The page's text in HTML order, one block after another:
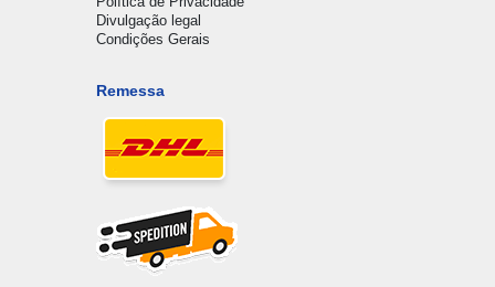
Divulgação legal
Condições Gerais
Remessa